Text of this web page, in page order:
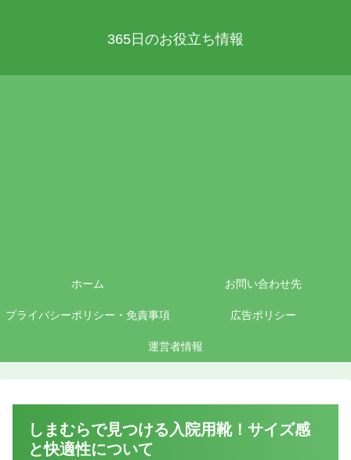
365日のお役立ち情報
ホーム お問い合わせ先
プライバシーポリシー・免責事項 広告ポリシー
運営者情報
しまむらで見つける入院用靴！サイズ感
と快適性について